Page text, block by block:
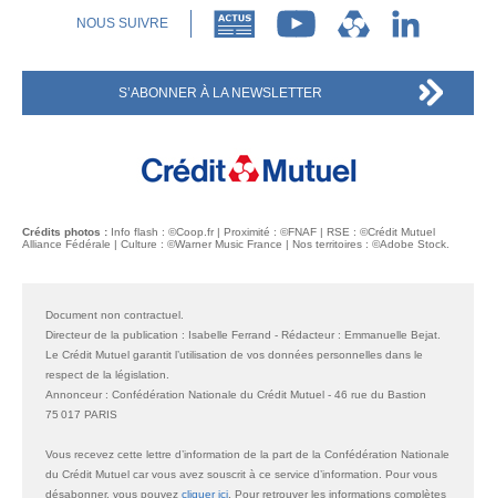
NOUS SUIVRE
S’ABONNER À LA NEWSLETTER
Crédits photos : Info flash : ©Coop.fr | Proximité : ©FNAF | RSE : ©Crédit Mutuel
Alliance Fédérale | Culture : ©Warner Music France | Nos territoires : ©Adobe Stock.
Document non contractuel.
Directeur de la publication : Isabelle Ferrand - Rédacteur : Emmanuelle Bejat.
Le Crédit Mutuel garantit l’utilisation de vos données personnelles dans le
respect de la législation.
Annonceur : Confédération Nationale du Crédit Mutuel - 46 rue du Bastion
75 017 PARIS
Vous recevez cette lettre d’information de la part de la Confédération Nationale
du Crédit Mutuel car vous avez souscrit à ce service d’information. Pour vous
désabonner, vous pouvez cliquer ici. Pour retrouver les informations complètes